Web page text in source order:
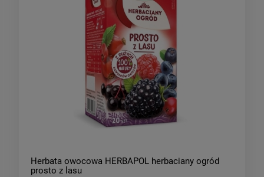
Herbata owocowa HERBAPOL herbaciany ogród
prosto z lasu